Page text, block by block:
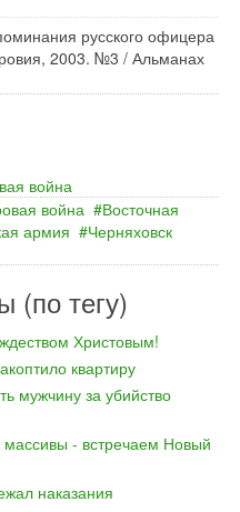
русского офицера
2003. №3 / Альманах
война
война
Восточная
армия
Черняховск
(по тегу)
Христовым!
квартиру
мужчину за убийство
- встречаем Новый
наказания